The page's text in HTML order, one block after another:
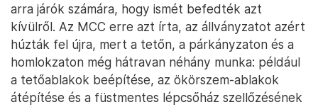
arra járók számára, hogy ismét befedték azt
kívülről. Az MCC erre azt írta, az állványzatot azért
húzták fel újra, mert a tetőn, a párkányzaton és a
homlokzaton még hátravan néhány munka: például
a tetőablakok beépítése, az ökörszem-ablakok
átépítése és a füstmentes lépcsőház szellőzésének